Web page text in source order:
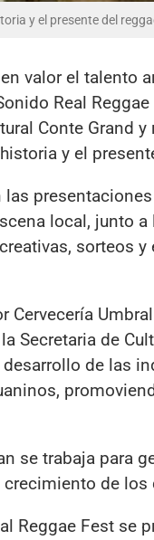
y el presente del
valor el
Real
Conte Grand
y el
local, junto
sorteos
Cervecería
Secretaria de
de las
se trabaja para
crecimiento de
Reggae Fest se